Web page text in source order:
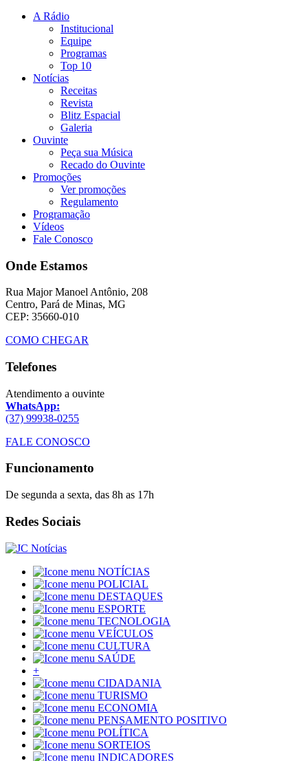
A Rádio
Institucional
Equipe
Programas
Top 10
Notícias
Receitas
Revista
Blitz Espacial
Galeria
Ouvinte
Peça sua Música
Recado do Ouvinte
Promoções
Ver promoções
Regulamento
Programação
Vídeos
Fale Conosco
Onde Estamos
Rua Major Manoel Antônio, 208
Centro, Pará de Minas, MG
CEP: 35660-010
COMO CHEGAR
Telefones
Atendimento a ouvinte
WhatsApp:
(37) 99938-0255
FALE CONOSCO
Funcionamento
De segunda a sexta, das 8h as 17h
Redes Sociais
NOTÍCIAS
POLICIAL
DESTAQUES
ESPORTE
TECNOLOGIA
VEÍCULOS
CULTURA
SAÚDE
+
CIDADANIA
TURISMO
ECONOMIA
PENSAMENTO POSITIVO
POLÍTICA
SORTEIOS
INDICADORES